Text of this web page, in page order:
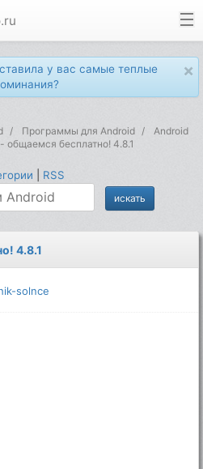
×
у вас самые теплые
Программы для Android
Android
общаемся бесплатно! 4.8.1
RSS
4.8.1
solnce